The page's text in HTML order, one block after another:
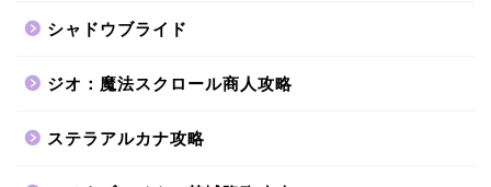
シャドウブライド
ジオ：魔法スクロール商人攻略
ステラアルカナ攻略